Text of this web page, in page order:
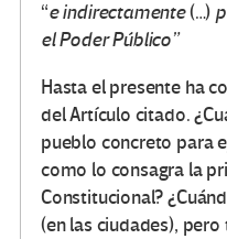
“e indirectamente(…)
el Poder Público”
Hasta el presente ha
del Artículo citado.
pueblo concreto para
como lo consagra la
Constitucional?
(en las ciudades),